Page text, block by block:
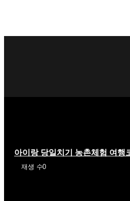
아이랑 당일치기 농촌체험 여행
재생 수0